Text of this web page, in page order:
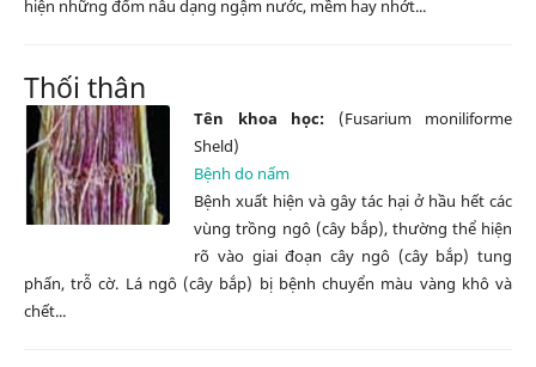
hiện những đốm nâu dạng ngậm nước, mềm hay nhớt...
Thối thân
Tên khoa học: (Fusarium moniliforme
Sheld)
Bệnh do nấm
Bệnh xuất hiện và gây tác hại ở hầu hết các
vùng trồng ngô (cây bắp), thường thể hiện
rõ vào giai đoạn cây ngô (cây bắp) tung
phấn, trỗ cờ. Lá ngô (cây bắp) bị bệnh chuyển màu vàng khô và
chết...